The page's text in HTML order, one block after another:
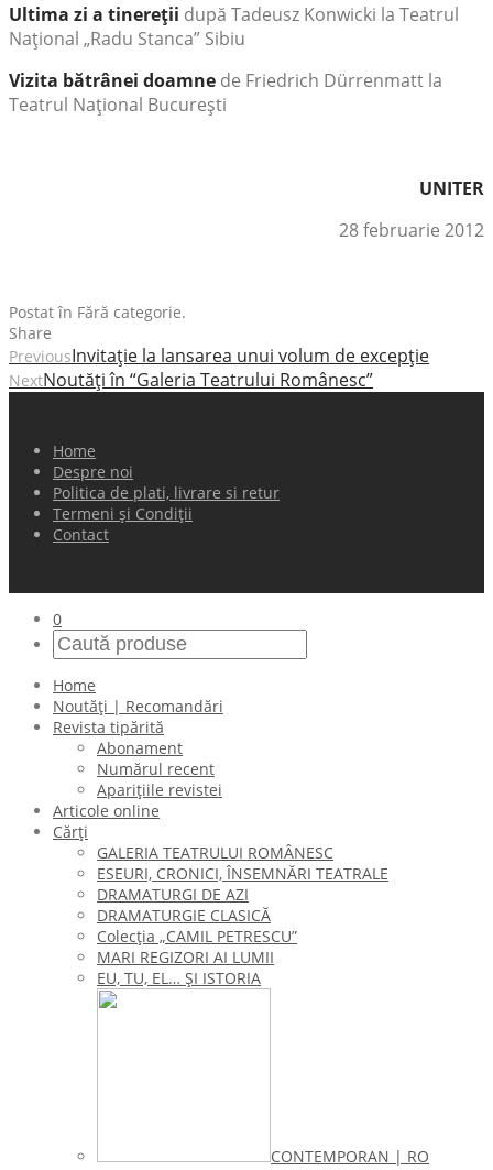
Ultima zi a tinereţii după Tadeusz Konwicki la Teatrul
Naţional „Radu Stanca” Sibiu
Vizita bătrânei doamne de Friedrich Dürrenmatt la
Teatrul Naţional Bucureşti
UNITER
28 februarie 2012
Postat în Fără categorie.
Share
PreviousInvitaţie la lansarea unui volum de excepţie
NextNoutăţi în “Galeria Teatrului Românesc”
Home
Despre noi
Politica de plati, livrare si retur
Termeni și Condiții
Contact
0
Home
Noutăți | Recomandări
Revista tipărită
Abonament
Numărul recent
Aparițiile revistei
Articole online
Cărți
GALERIA TEATRULUI ROMÂNESC
ESEURI, CRONICI, ÎNSEMNĂRI TEATRALE
DRAMATURGI DE AZI
DRAMATURGIE CLASICĂ
Colecţia „CAMIL PETRESCU”
MARI REGIZORI AI LUMII
EU, TU, EL… ŞI ISTORIA
CONTEMPORAN | RO